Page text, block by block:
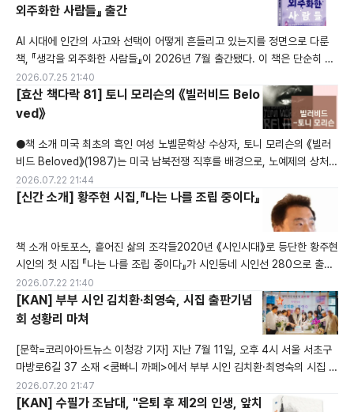
선정 과학 기술 도서상 수상작 2022년 세계 기초 과학의 해 기념 출간! 20
22년 5월 미국 의회에서 50여 년 만에 미확인 비행 물체(unidentifi
외주화한 사람들』 출간
AI 시대에 인간의 사고와 선택이 어떻게 흔들리고 있는지를 정면으로 다룬
책, 『생각을 외주화한 사람들』이 2026년 7월 출간됐다. 이 책은 단순히 기
술을 비판하는 데 그치지 않고, 알고리즘과 플랫폼이 우리의 집중력과 취향
을 어떻게 설계하고 있는지를 분석하며, 동시에 이를 극복하기 위한 구체적
인 실천 전략까지 제시한다는 점에서 ‘진단과 처방’을 겸비한 문제작이다. 저
자 정재민 KAIST 교수와 김영주 한국언론진흥재단 수석연구위원은 방송·신
문 현장 경험
2026.07.25 21:40
[효산 책다락 81] 토니 모리슨의 《빌러비드 Belo
ved》
●책 소개 미국 최초의 흑인 여성 노벨문학상 수상자, 토니 모리슨의 《빌러
비드 Beloved》(1987)는 미국 남북전쟁 직후를 배경으로, 노예제의 상처와
박탈된 모성, 기억과 망각의 문제를 다룬 대표적인 흑인 여성 서사 소설입니
다 ●Synopsis 미국 남북전쟁 직후를 배경으로 한 소설로, 노예제의 상처
와 기억, 모성애를 강렬하게 탐구한 작품입니다. 1988년 퓰리처상을 수상
했으며, 실제 노예 여성 마거릿 가너(Margaret Garner)의 사건에서
2026.07.22 21:44
[신간 소개] 황주현 시집,『나는 나를 조립 중이다』
책 소개 아토포스, 흩어진 삶의 조각들​2020년 《시인시대》로 등단한 황주현
시인의 첫 시집 『나는 나를 조립 중이다』가 시인동네 시인선 280으로 출간
되었다. 시인의 언어는 무력한 기억에 의미를 각인하는 도구다. 찰나의 순간
을 과시하고 나열하기를 반복하는 것이 일상이 된 세계에서 황주현의 시는
성급한 분장술로는 가릴 수 없는 지질한 삶의 풍경을 제시한다. 그러면서 시
는 아픈 질문으로 진화한다. 당신의 구성하는 기억과 일상, 당신의 입구와 출
구는 무
2026.07.22 21:40
[KAN] 부부 시인 김치환·최영숙, 시집 출판기념
회 성황리 마쳐
[문학=코리아아트뉴스 이청강 기자] 지난 7월 11일, 오후 4시 서울 서초구
마방로6길 37 소재 <쿰빠니 까페>에서 부부 시인 김치환·최영숙의 시집 출
판기념회가 성황리에 마쳤다. 이날, 청암 김치환 시인의 「세상에 존재해야
했던 이유들」(필리리스토리 출판사, 2026년 3월 25일 출간) 과 최영숙 시
2026.07.20 21:47
[KAN] 수필가 조남대, "은퇴 후 제2의 인생, 앞치